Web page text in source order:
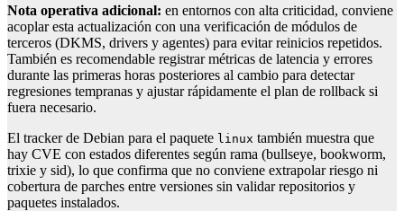
Nota operativa adicional: en entornos con alta criticidad, conviene
acoplar esta actualización con una verificación de módulos de
terceros (DKMS, drivers y agentes) para evitar reinicios repetidos.
También es recomendable registrar métricas de latencia y errores
durante las primeras horas posteriores al cambio para detectar
regresiones tempranas y ajustar rápidamente el plan de rollback si
fuera necesario.
El tracker de Debian para el paquete linux también muestra que
hay CVE con estados diferentes según rama (bullseye, bookworm,
trixie y sid), lo que confirma que no conviene extrapolar riesgo ni
cobertura de parches entre versiones sin validar repositorios y
paquetes instalados.